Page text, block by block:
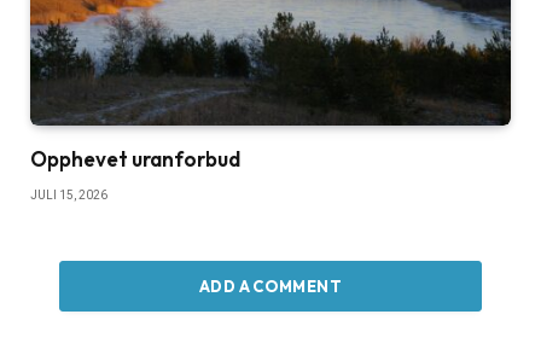
Opphevet uranforbud
JULI 15, 2026
ADD A COMMENT